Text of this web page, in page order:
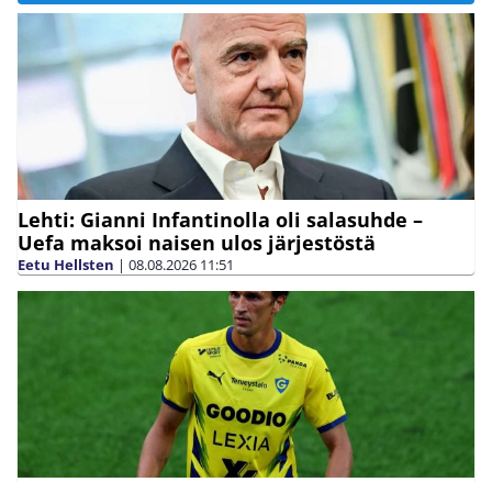
Lehti: Gianni Infantinolla oli salasuhde –
Uefa maksoi naisen ulos järjestöstä
Eetu Hellsten | 08.08.2026 11:51